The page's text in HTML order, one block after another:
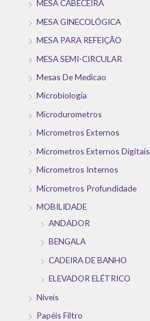
MESA CABECEIRA
MESA GINECOLÓGICA
MESA PARA REFEIÇÃO
MESA SEMI-CIRCULAR
Mesas De Medicao
Microbiologia
Microdurometros
Micrometros Externos
Micrometros Externos Digitais
Micrometros Internos
Micrometros Profundidade
MOBILIDADE
ANDADOR
BENGALA
CADEIRA DE BANHO
ELEVADOR ELÉTRICO
Niveis
Papéis Filtro